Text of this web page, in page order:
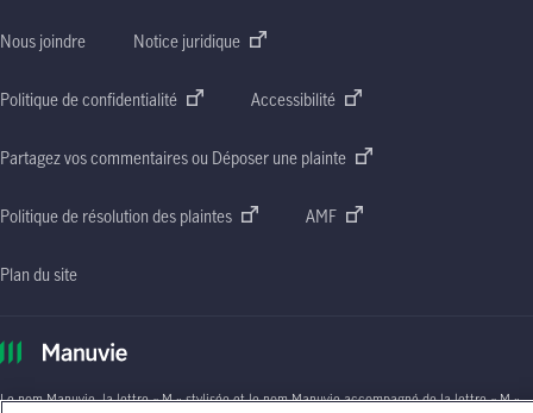
Nous joindre Notice juridique
Politique de confidentialité Accessibilité
Partagez vos commentaires ou Déposer une plainte
Politique de résolution des plaintes AMF
Plan du site
Le nom Manuvie, la lettre« M »stylisée et le nom Manuvie accompagné de la lettre« M »